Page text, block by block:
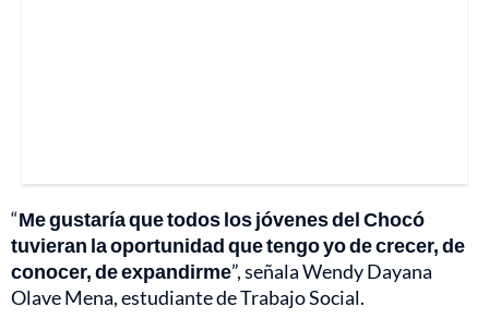
“Me gustaría que todos los jóvenes del Chocó
tuvieran la oportunidad que tengo yo de crecer, de
conocer, de expandirme”, señala Wendy Dayana
Olave Mena, estudiante de Trabajo Social.